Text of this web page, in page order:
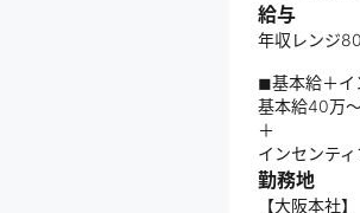
給与
年収レンジ
◼︎基本給＋イ
基本給40万
＋
インセンテ
勤務地
【大阪本社】